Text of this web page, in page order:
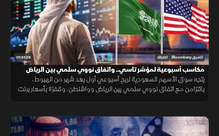
01:41:28 الشرق Bloomberg اقتصاد
مكاسب أسبوعية لمؤشر تاسي.. واتفاق نووي سلمي بين الرياض
وواشنطن
يتجه سوق الأسهم السعودية لربح أسبوعي أول بعد شهر من الهبوط،
بالتزامن مع اتفاق نووي سلمي بين الرياض وواشنطن، وقفزة بأسعار برنت